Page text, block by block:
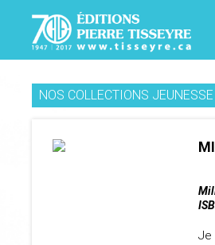
NOS COLLECTIONS JEUNESSE
Je